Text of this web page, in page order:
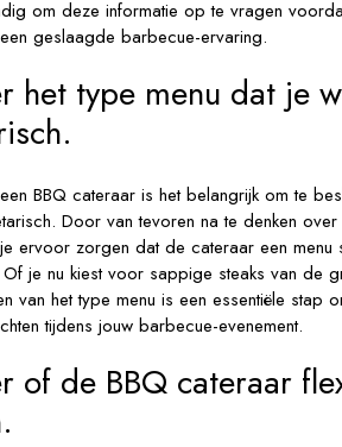
om deze informatie op te vragen
geslaagde barbecue-ervaring.
het type menu dat je
BBQ cateraar is het belangrijk om te
Door van tevoren na te denken
ervoor zorgen dat de cateraar een
je nu kiest voor sappige steaks van de
van het type menu is een essentiële stap
tijdens jouw barbecue-evenement.
of de BBQ cateraar